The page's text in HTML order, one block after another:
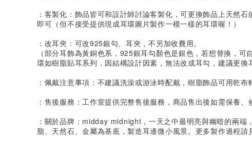
：客製化：飾品皆可和設計師討論客製化，可更換飾品上天然
即可（但不接受提供現成耳環圖片製作一模一樣的耳環喔！）
：改耳夾：可改925銀勾、耳夾，不另加收費用。
（部分耳飾為黃銅色系，925銀耳勾顏色是銀色，若想替換，
環如樹脂貼耳系列，因結構設計因素，無法改成耳勾，建議更換
：佩戴注意事項：不建議洗澡或游泳時配戴，樹脂飾品可用乾布
：售後服務：工作室提供完整售後服務，商品售出後如需保養、
：關於品牌：midday midnight，一天之中最明亮與幽暗的兩端
脂、天然石、金屬為基底，製造耳邊微小風景。更多製作過程